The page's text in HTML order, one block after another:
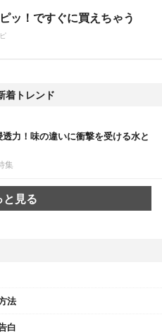
ッ！ですぐに買えちゃう
着トレンド
力！味の違いに衝撃を受ける水と
集
と見る
法
白